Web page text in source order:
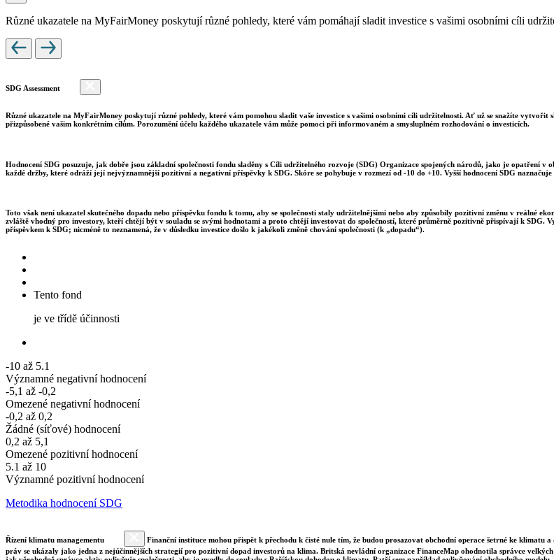
Různé ukazatele na MyFairMoney poskytují různé pohledy, které vám pomáhají sladit investice s vašimi osobními cíli
SDG Assessment
Různé ukazatele na MyFairMoney poskytují různé pohledy, které vám pomohou sladit vaše investice s vašimi osobními cíli udržitelnosti. Ať už se snažíte
přizpůsobené vašim konkrétním cílům. Porozumění účelu každého ukazatele vám může pomoci při informovaném a smysluplném rozhodování o investicích.
Hodnocení SDG posuzuje, jak dobře jsou základní společnosti fondu sladěny s Cíli udržitelného rozvoje (SDG) Organizace spojených národů, jako je opatření
každé držby, které odráží její nejvýznamnější pozitivní a negativní příspěvky k SDG. Skóre se pohybuje v rozmezí od -10 do +10. Vyšší hodnocení SDG
Toto však není ukazatel skutečného dopadu nebo příspěvku fondu k tomu, aby se společnosti staly udržitelnějšími nebo aby způsobily pozitivní změnu v reálné
zvláště vhodný pro investory, kteří chtějí být v souladu se svými hodnotami a proto chtějí investovat do společností, které průměrně pozitivně přispívají k SDG.
příspěvkem k SDG; nicméně to neznamená, že v důsledku investice došlo k jakékoli změně chování společnosti (k „dopadu“).
Tento fond
je ve třídě účinnosti
-10 až 5.1
Významné negativní hodnocení
-5,1 až -0,2
Omezené negativní hodnocení
-0,2 až 0,2
Žádné (síťové) hodnocení
0,2 až 5,1
Omezené pozitivní hodnocení
5.1 až 10
Významné pozitivní hodnocení
Metodika hodnocení SDG
Řízení klimatu managementu
Finanční instituce mohou přispět k přechodu k čisté nule tím, že budou prosazovat obchodní operace šetrné ke
práv se ukázaly jako jedna z nejúčinnějších strategií pro pozitivní dopad investorů na klima. Britská nevládní organizace FinanceMap ohodnotila správce